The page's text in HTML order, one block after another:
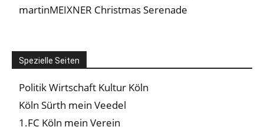
martinMEIXNER Christmas Serenade
Spezielle Seiten
Politik Wirtschaft Kultur Köln
Köln Sürth mein Veedel
1.FC Köln mein Verein